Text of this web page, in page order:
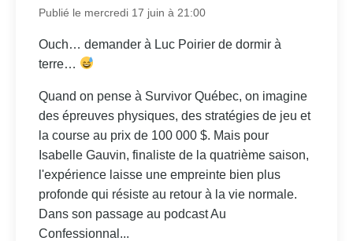
Publié le mercredi 17 juin à 21:00
Ouch… demander à Luc Poirier de dormir à
terre…
Quand on pense à Survivor Québec, on imagine
des épreuves physiques, des stratégies de jeu et
la course au prix de 100 000 $. Mais pour
Isabelle Gauvin, finaliste de la quatrième saison,
l'expérience laisse une empreinte bien plus
profonde qui résiste au retour à la vie normale.
Dans son passage au podcast Au
Confessionnal...